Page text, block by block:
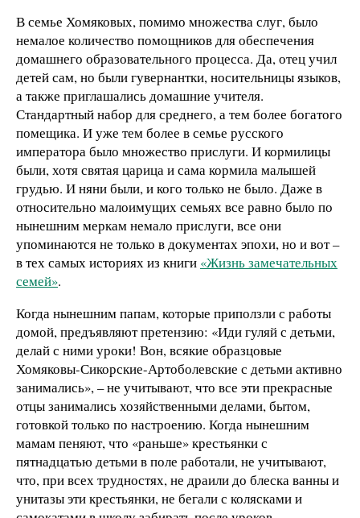
В семье Хомяковых, помимо множества слуг, было
немалое количество помощников для обеспечения
домашнего образовательного процесса. Да, отец учил
детей сам, но были гувернантки, носительницы языков,
а также приглашались домашние учителя.
Стандартный набор для среднего, а тем более богатого
помещика. И уже тем более в семье русского
императора было множество прислуги. И кормилицы
были, хотя святая царица и сама кормила малышей
грудью. И няни были, и кого только не было. Даже в
относительно малоимущих семьях все равно было по
нынешним меркам немало прислуги, все они
упоминаются не только в документах эпохи, но и вот –
в тех самых историях из книги «Жизнь замечательных
семей».
Когда нынешним папам, которые приползли с работы
домой, предъявляют претензию: «Иди гуляй с детьми,
делай с ними уроки! Вон, всякие образцовые
Хомяковы-Сикорские-Артоболевские с детьми активно
занимались», – не учитывают, что все эти прекрасные
отцы занимались хозяйственными делами, бытом,
готовкой только по настроению. Когда нынешним
мамам пеняют, что «раньше» крестьянки с
пятнадцатью детьми в поле работали, не учитывают,
что, при всех трудностях, не драили до блеска ванны и
унитазы эти крестьянки, не бегали с колясками и